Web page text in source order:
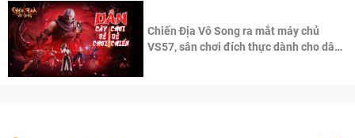
Chiến Địa Vô Song ra mắt máy chủ
VS57, sân chơi đích thực dành cho dân